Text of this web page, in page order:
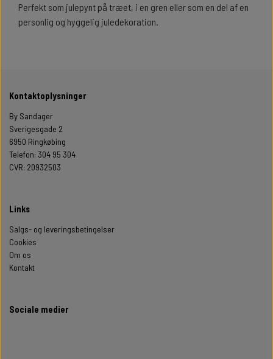
Perfekt som julepynt på træet, i en gren eller som en del af en
personlig og hyggelig juledekoration.
Kontaktoplysninger
By Sandager
Sverigesgade 2
6950 Ringkøbing
Telefon: 304 95 304
CVR: 20932503
Links
Salgs- og leveringsbetingelser
Cookies
Om os
Kontakt
Sociale medier